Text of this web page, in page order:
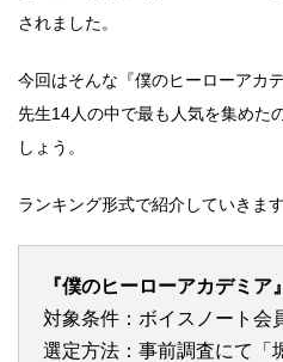
されました。
今回はそんな『僕のヒーローアカ
先生14人の中で最も人気を集めた
しょう。
ランキング形式で紹介していきます
『僕のヒーローアカデミア
対象条件：ボイスノート会
選定方法：事前調査にて「